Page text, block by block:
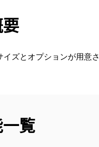
ー
ズとオプションが用意
覧